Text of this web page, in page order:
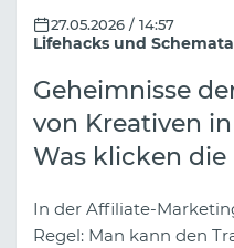
Lifehacks und Schemata
27.05.2026 / 14:57
Geheimnisse
von Kreativen
Was klicken die
In der Affiliate-
Regel: Man kann den